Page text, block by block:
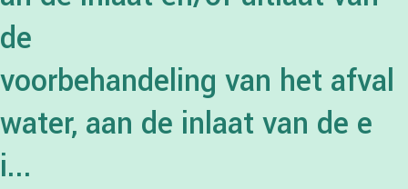
de
voorbehandeling van het afval
water, aan de inlaat van de e
i...